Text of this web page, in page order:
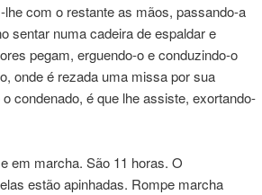
com o restante as mãos, passando-a
sentar numa cadeira de espaldar e
pegam, erguendo-o e conduzindo-o
onde é rezada uma missa por sua
condenado, é que lhe assiste, exortando-
em marcha. São 11 horas. O
estão apinhadas. Rompe marcha